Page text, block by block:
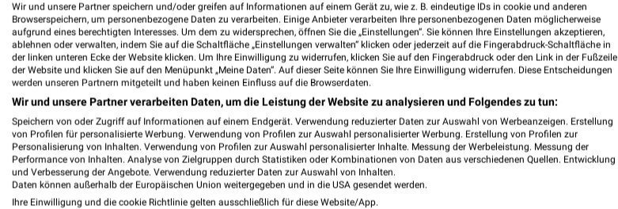
Louis Angebote in Karlsruhe
Karlsruhe, Deutschland
525,00 km
Louis Angebote in Darmstadt
Darmstadt, Deutschland
442,83 km
Wir und unsere Partner speichern und/oder greifen auf Informationen auf einem Gerät zu, wie z. B. eindeutige IDs in cookie und anderen
Browserspeichern, um personenbezogene Daten zu verarbeiten. Einige Anbieter verarbeiten Ihre personenbezogenen Daten möglicherweise
aufgrund eines berechtigten Interesses. Um dem zu widersprechen, öffnen Sie die „Einstellungen“. Sie können Ihre Einstellungen akzeptieren,
ablehnen oder verwalten, indem Sie auf die Schaltfläche „Einstellungen verwalten“ klicken oder jederzeit auf die Fingerabdruck-Schaltfläche in
der linken unteren Ecke der Website klicken. Um Ihre Einwilligung zu widerrufen, klicken Sie auf den Fingerabdruck oder den Link in der Fußzeile
der Website und klicken Sie auf den Menüpunkt „Meine Daten“. Auf dieser Seite können Sie Ihre Einwilligung widerrufen. Diese Entscheidungen
werden unseren Partnern mitgeteilt und haben keinen Einfluss auf die Browserdaten.
Wir und unsere Partner verarbeiten Daten, um die Leistung der Website zu analysieren und Folgendes zu tun:
Speichern von oder Zugriff auf Informationen auf einem Endgerät. Verwendung reduzierter Daten zur Auswahl von Werbeanzeigen. Erstellung
von Profilen für personalisierte Werbung. Verwendung von Profilen zur Auswahl personalisierter Werbung. Erstellung von Profilen zur
Personalisierung von Inhalten. Verwendung von Profilen zur Auswahl personalisierter Inhalte. Messung der Werbeleistung. Messung der
Performance von Inhalten. Analyse von Zielgruppen durch Statistiken oder Kombinationen von Daten aus verschiedenen Quellen. Entwicklung
und Verbesserung der Angebote. Verwendung reduzierter Daten zur Auswahl von Inhalten.
Daten können außerhalb der Europäischen Union weitergegeben und in die USA gesendet werden.
Ihre Einwilligung und die cookie Richtlinie gelten ausschließlich für diese Website/App.